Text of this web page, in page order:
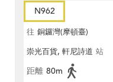
N962
往 銅鑼灣(摩頓臺)
崇光百貨, 軒尼詩道 站
距離 80m